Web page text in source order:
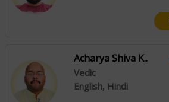
Acharya Shiva K..
Vedic
English, Hindi